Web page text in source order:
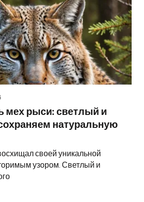
мех рыси: светлый и
натуральную
своей уникальной
узором. Светлый и